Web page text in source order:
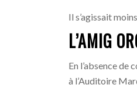
Il s’agissait moins
L’AMIG
En l’absence de
à l’Auditoire